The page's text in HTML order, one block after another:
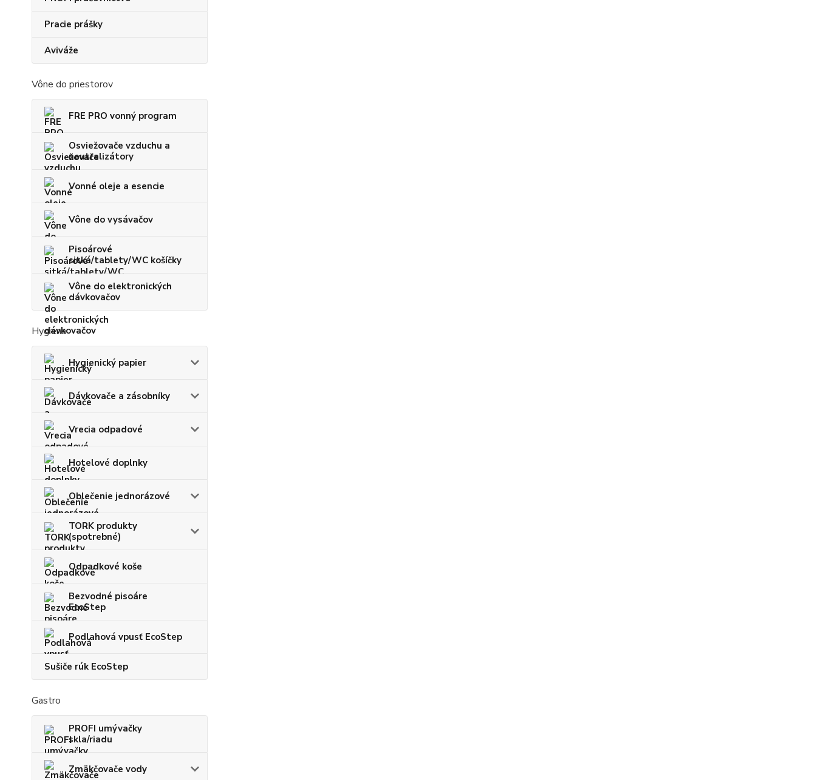
Pracie prášky
Aviváže
Vône do priestorov
FRE PRO vonný program
Osviežovače vzduchu a
neutralizátory
Vonné oleje a esencie
Vône do vysávačov
Pisoárové
sitká/tablety/WC košíčky
Vône do elektronických
dávkovačov
Hygiena
Hygienický papier
Dávkovače a zásobníky
Vrecia odpadové
Hotelové doplnky
Oblečenie jednorázové
TORK produkty
(spotrebné)
Odpadkové koše
Bezvodné pisoáre
EcoStep
Podlahová vpusť EcoStep
Sušiče rúk EcoStep
Gastro
PROFI umývačky
skla/riadu
Zmäkčovače vody